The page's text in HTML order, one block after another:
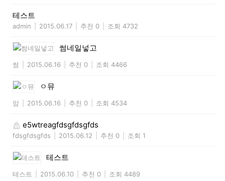
테스트
admin 2015.06.17 추천 0 조회 4732
썸네일넣고
썸 2015.06.16 추천 0 조회 4466
ㅇ뮤
암 2015.06.16 추천 0 조회 4534
e5wtreagfdsgfdsgfds
fdsgfdsgfds 2015.06.12 추천 0 조회 1
테스트
테스트 2015.06.10 추천 0 조회 4489